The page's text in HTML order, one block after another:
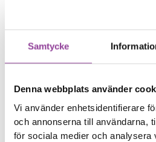
Samtycke
Denna webbplats använder
Vi använder enhetsidentifierare
och annonserna till användarna,
för sociala medier och analysera